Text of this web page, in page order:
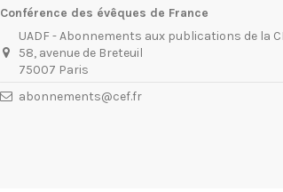
Conférence des évêques de France
UADF - Abonnements aux publications de la
58, avenue de Breteuil
75007 Paris
abonnements@cef.fr